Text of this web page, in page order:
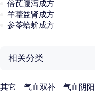
倍芪腹泻成方
羊藿益肾成方
参苓蛤蚧成方
相关分类
其它 气血双补 气血阴